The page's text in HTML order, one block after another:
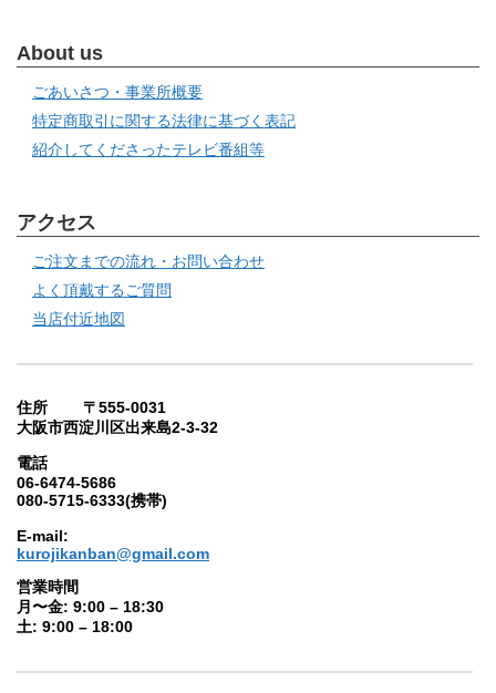
About us
ごあいさつ・事業所概要
特定商取引に関する法律に基づく表記
紹介してくださったテレビ番組等
アクセス
ご注文までの流れ・お問い合わせ
よく頂戴するご質問
当店付近地図
住所 〒555-0031
大阪市西淀川区出来島2-3-32
電話
06-6474-5686
080-5715-6333(携帯)
E-mail:
kurojikanban@gmail.com
営業時間
月〜金: 9:00 – 18:30
土: 9:00 – 18:00